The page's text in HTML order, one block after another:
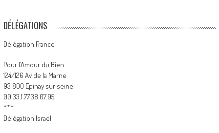
DÉLÉGATIONS
Délégation France
Pour l’Amour du Bien
124/126 Av de la Marne
93 800 Epinay sur seine
00.33.1.77.38.07.95
***
Délégation Israël